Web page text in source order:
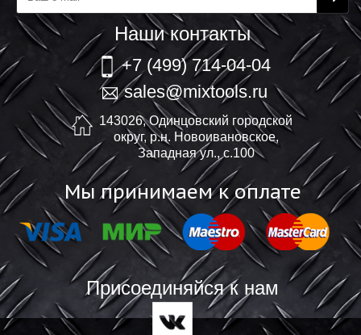
Наши контакты
+7 (499) 714-04-04
sales@mixtools.ru
143026, Одинцовский городской
округ, р.н. Новоивановское,
Западная ул., с.100
Мы принимаем к оплате
Присоединяйся к нам